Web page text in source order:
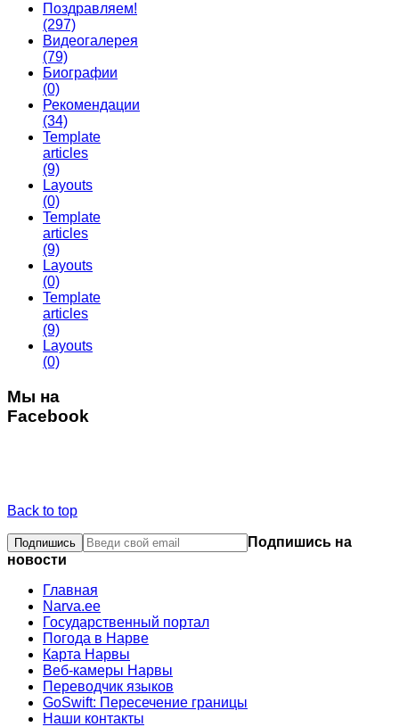
Поздравляем!
(297)
Видеогалерея
(79)
Биографии
(0)
Рекомендации
(34)
Template
articles
(9)
Layouts
(0)
Template
articles
(9)
Layouts
(0)
Template
articles
(9)
Layouts
(0)
Мы на
Facebook
Back to top
Подпишись на
новости
Главная
Narva.ee
Государственный портал
Погода в Нарве
Карта Нарвы
Веб-камеры Нарвы
Переводчик языков
GoSwift: Пересечение границы
Наши контакты